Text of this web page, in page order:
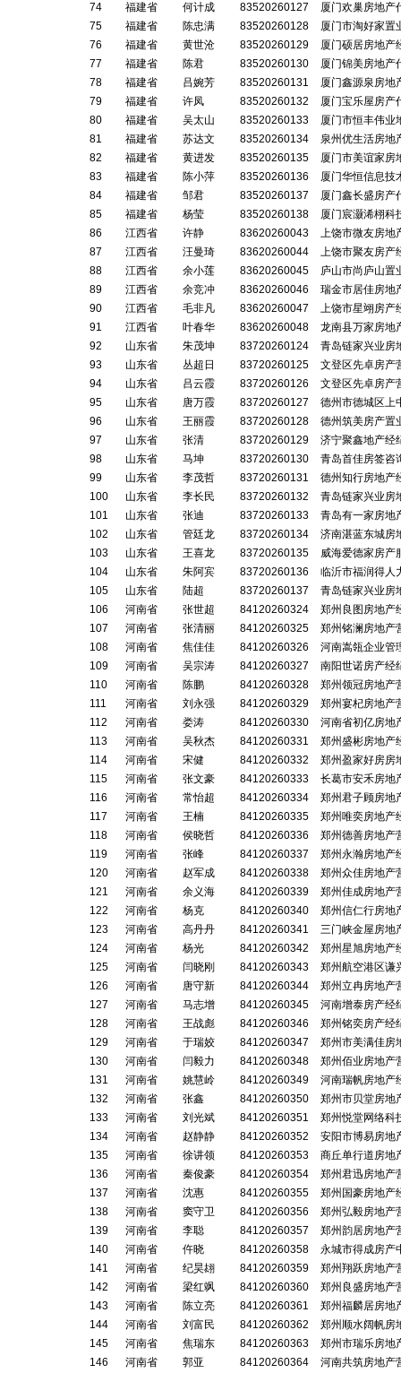
74
福建省 何计成 83520260127
厦门欢巢房地产
75
福建省 陈忠满 83520260128
厦门市淘好家置
76
福建省 黄世沧 83520260129
厦门硕居房地产
77
福建省 陈君 83520260130
厦门锦美房地产
78
福建省 吕婉芳 83520260131
厦门鑫源泉房地
79
福建省 许凤 83520260132
厦门宝乐屋房产
80
福建省 吴太山 83520260133
厦门市恒丰伟业
81
福建省 苏达文 83520260134
泉州优生活房地
82
福建省 黄进发 83520260135
厦门市美谊家房
83
福建省 陈小萍 83520260136
厦门华恒信息技
84
福建省 邹君 83520260137
厦门鑫长盛房产
85
福建省 杨莹 83520260138
厦门宸灏浠栩科
86
江西省 许静 83620260043
上饶市微友房地
87
江西省 汪曼琦 83620260044
上饶市聚友房产
88
江西省 余小莲 83620260045
庐山市尚庐山置
89
江西省 余竞冲 83620260046
瑞金市居佳房地
90
江西省 毛非凡 83620260047
上饶市星翊房产
91
江西省 叶春华 83620260048
龙南县万家房地
92
山东省 朱茂坤 83720260124
青岛链家兴业房
93
山东省 丛超日 83720260125
文登区先卓房产
94
山东省 吕云霞 83720260126
文登区先卓房产
95
山东省 唐万霞 83720260127
德州市德城区上
96
山东省 王丽霞 83720260128
德州筑美房产置
97
山东省 张清 83720260129
济宁聚鑫地产经
98
山东省 马坤 83720260130
青岛首佳房签咨
99
山东省 李茂哲 83720260131
德州知行房地产
100
山东省 李长民 83720260132
青岛链家兴业房
101
山东省 张迪 83720260133
青岛有一家房地
102
山东省 管廷龙 83720260134
济南湛蓝东城房
103
山东省 王喜龙 83720260135
威海爱德家房产
104
山东省 朱阿宾 83720260136
临沂市福润得人
105
山东省 陆超 83720260137
青岛链家兴业房
106
河南省 张世超 84120260324
郑州良图房地产
107
河南省 张清丽 84120260325
郑州铭澜房地产
108
河南省 焦佳佳 84120260326
河南嵩瓴企业管
109
河南省 吴宗涛 84120260327
南阳世诺房产经
110
河南省 陈鹏 84120260328
郑州领冠房地产
111
河南省 刘永强 84120260329
郑州宴杞房地产
112
河南省 娄涛 84120260330
河南省初亿房地
113
河南省 吴秋杰 84120260331
郑州盛彬房地产
114
河南省 宋健 84120260332
郑州盈家好房房
115
河南省 张文豪 84120260333
长葛市安禾房地
116
河南省 常怡超 84120260334
郑州君子顾房地
117
河南省 王楠 84120260335
郑州唯奕房地产
118
河南省 侯晓哲 84120260336
郑州德善房地产
119
河南省 张峰 84120260337
郑州永瀚房地产
120
河南省 赵军成 84120260338
郑州众佳房地产
121
河南省 余义海 84120260339
郑州佳成房地产
122
河南省 杨克 84120260340
郑州信仁行房地
123
河南省 高丹丹 84120260341
三门峡金屋房地
124
河南省 杨光 84120260342
郑州星旭房地产
125
河南省 闫晓刚 84120260343
郑州航空港区谦
126
河南省 唐守新 84120260344
郑州立冉房地产
127
河南省 马志增 84120260345
河南增泰房产经
128
河南省 王战彪 84120260346
郑州铭奕房产经
129
河南省 于瑞姣 84120260347
郑州市美满佳房
130
河南省 闫毅力 84120260348
郑州佰业房地产
131
河南省 姚慧岭 84120260349
河南瑞帆房地产
132
河南省 张鑫 84120260350
郑州市贝堂房地
133
河南省 刘光斌 84120260351
郑州悦堂网络科
134
河南省 赵静静 84120260352
安阳市博易房地
135
河南省 徐讲领 84120260353
商丘单行道房地
136
河南省 秦俊豪 84120260354
郑州君迅房地产
137
河南省 沈惠 84120260355
郑州国豪房地产
138
河南省 窦守卫 84120260356
郑州弘毅房地产
139
河南省 李聪 84120260357
郑州韵居房地产
140
河南省 仵晓 84120260358
永城市得成房产
141
河南省 纪昊翃 84120260359
郑州翔跃房地产
142
河南省 梁红飒 84120260360
郑州良盛房地产
143
河南省 陈立亮 84120260361
郑州福麟居房地
144
河南省 刘富民 84120260362
郑州顺水阔帆房
145
河南省 焦瑞东 84120260363
郑州市瑞乐房地
146
河南省 郭亚 84120260364 河南共筑房地产